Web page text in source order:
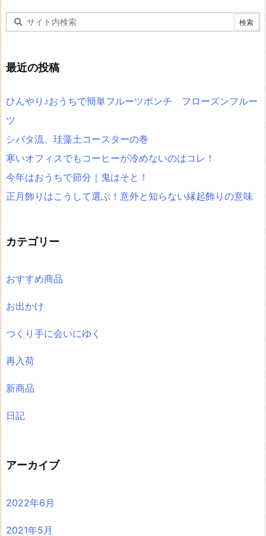
最近の投稿
ひんやり♪おうちで簡単フルーツポンチ フローズンフルー
ツ
シバタ流、珪藻土コースターの巻
寒いオフィスでもコーヒーが冷めないのはコレ！
今年はおうちで節分｜鬼はそと！
正月飾りはこうして選ぶ！意外と知らない縁起飾りの意味
カテゴリー
おすすめ商品
お出かけ
つくり手に会いにゆく
再入荷
新商品
日記
アーカイブ
2022年6月
2021年5月